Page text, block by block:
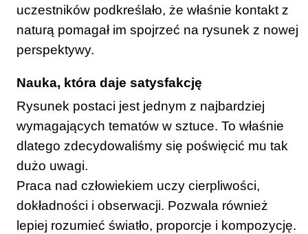
uczestników podkreślało, że właśnie kontakt z
naturą pomagał im spojrzeć na rysunek z nowej
perspektywy.
Nauka, która daje satysfakcję
Rysunek postaci jest jednym z najbardziej
wymagających tematów w sztuce. To właśnie
dlatego zdecydowaliśmy się poświęcić mu tak
dużo uwagi.
Praca nad człowiekiem uczy cierpliwości,
dokładności i obserwacji. Pozwala również
lepiej rozumieć światło, proporcje i kompozycję.